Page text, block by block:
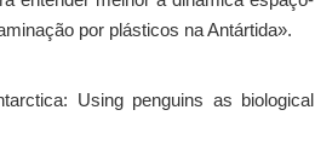
por plásticos na Antártida».
Using penguins as biological